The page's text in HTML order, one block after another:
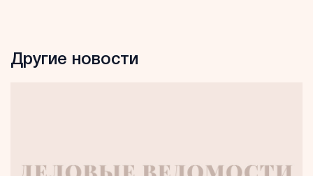
Другие новости